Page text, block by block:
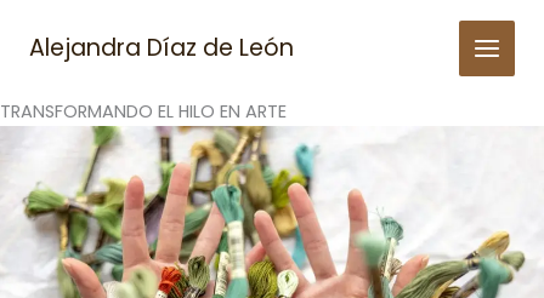
Alejandra Díaz de León
TRANSFORMANDO EL HILO EN ARTE